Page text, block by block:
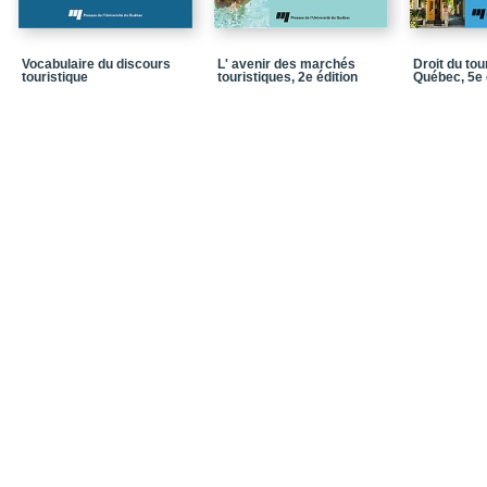
Chapitre 5_De la
bourgeoisie
Chapitre 6_Le
touristique
Vocabulaire du discours
touristique
L' avenir des marchés
touristiques, 2e édition
Droit du
Québec, 5e